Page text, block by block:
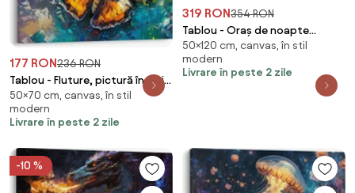
177 RON236 RON
Tablou - Fluture, pictură în ulei
(70x50 cm)
50×70 cm, canvas, în stil
modern
Livrare în peste 2 zile
319 RON354 RON
Tablou - Oraș de noapte
(120x50 cm)
50×120 cm, canvas, în stil
modern
Livrare în peste 2 zile
-10 %